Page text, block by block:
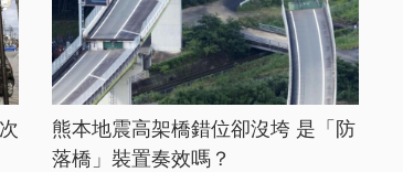
熊本地震高架橋錯位卻沒垮 是「防
落橋」裝置奏效嗎？